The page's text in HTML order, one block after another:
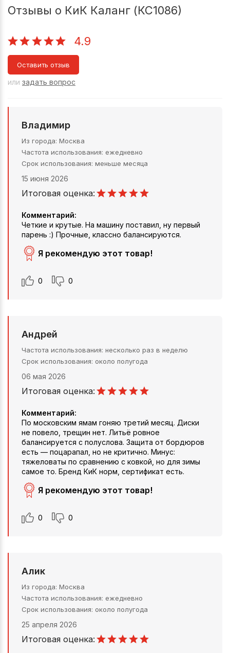
Отзывы о КиК Каланг (КС1086)
4.9
Оставить отзыв
или задать вопрос
Владимир
Из города Москва
Частота использования ежедневно
Срок использования меньше месяца
15 июня 2026
Итоговая оценка:
Комментарий:
Четкие и крутые. На машину поставил, ну первый
парень :) Прочные, классно балансируются.
Я рекомендую этот товар!
0 0
Андрей
Частота использования несколько раз в неделю
Срок использования около полугода
06 мая 2026
Итоговая оценка:
Комментарий:
По московским ямам гоняю третий месяц. Диски
не повело, трещин нет. Литьё ровное
балансируется с полуслова. Защита от бордюров
есть — поцарапал, но не критично. Минус:
тяжеловаты по сравнению с ковкой, но для зимы
самое то. Бренд КиК норм, сертификат есть.
Я рекомендую этот товар!
0 0
Алик
Из города Москва
Частота использования ежедневно
Срок использования около полугода
25 апреля 2026
Итоговая оценка: